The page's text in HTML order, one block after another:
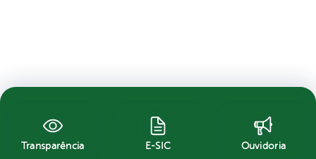
Transparência E-SIC Ouvidoria